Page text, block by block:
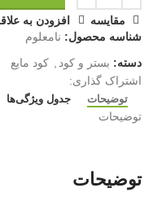
مقايسه
افزودن به
شناسه محصول: نامعلوم
دسته: بستر و کود , کود مایع
اشتراک گذاری:
توضیحات جدول ویژگی‌ها
توضیحات
توضیحات